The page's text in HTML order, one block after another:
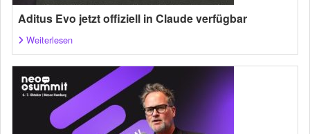
Aditus Evo jetzt offiziell in Claude verfügbar
Weiterlesen